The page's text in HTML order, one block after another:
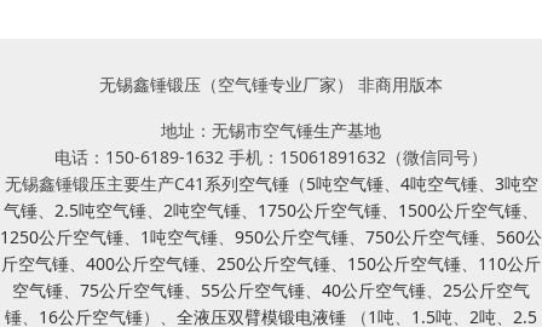
无锡鑫锤锻压（空气锤专业厂家） 非商用版本
地址：无锡市空气锤生产基地
电话：150-6189-1632 手机：15061891632（微信同号）
无锡鑫锤锻压主要生产C41系列空气锤（5吨空气锤、 4吨空气锤、 3吨空
气锤
2.5吨空气锤 2吨空气锤 1750公斤空气锤 1500公斤空气锤
1250公斤空气锤
1吨空气锤 950公斤空气锤 750公斤空气锤
560公
斤空气锤
400公斤空气锤 250公斤空气锤 150公斤空气锤
110公斤
空气锤
75公斤空气锤 55公斤空气锤 40公斤空气锤
25公斤空气
锤
16公斤空气锤）、 全液压双臂模锻电液锤 （1吨 1.5吨 2吨 2.5